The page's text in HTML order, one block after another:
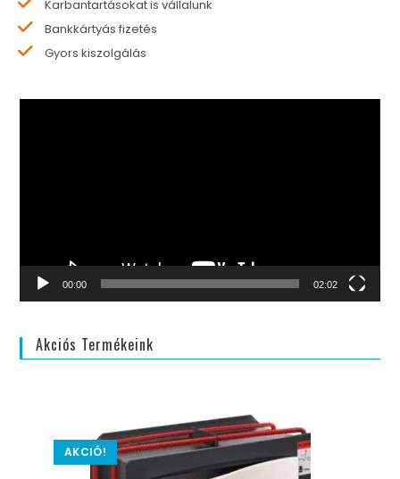
Karbantartásokat is vállalunk
Bankkártyás fizetés
Gyors kiszolgálás
00:00 02:02
Akciós Termékeink
AKCIÓ!